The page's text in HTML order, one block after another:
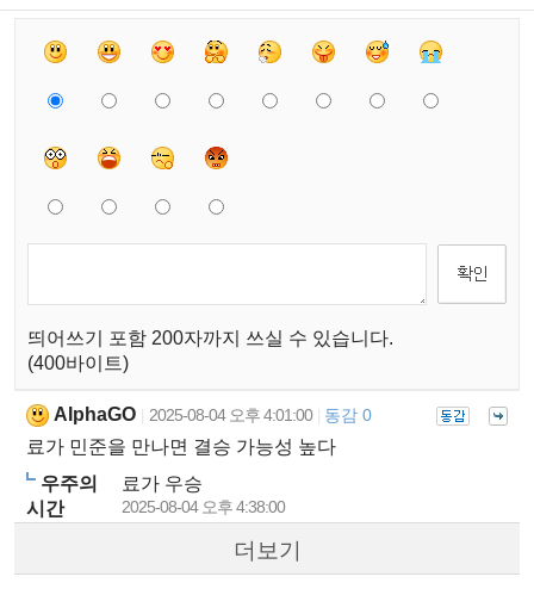
띄어쓰기 포함 200자까지 쓰실 수 있습니다.
(400바이트)
AIphaGO 2025-08-04 오후 4:01:00 동감 0
료가 민준을 만나면 결승 가능성 높다
우주의
시간
료가 우승
2025-08-04 오후 4:38:00
더보기